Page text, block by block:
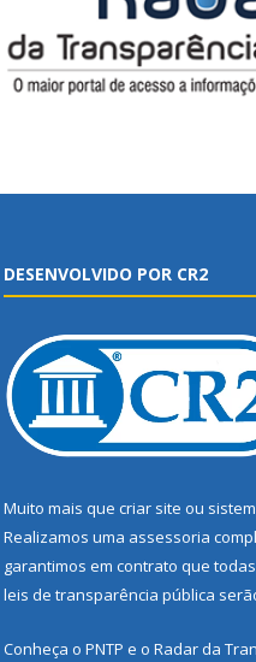
DESENVOLVIDO POR CR2
Muito mais que criar site ou
Realizamos uma assessoria
garantimos em contrato que
leis de transparência pública
Conheça o PNTP e o Radar da